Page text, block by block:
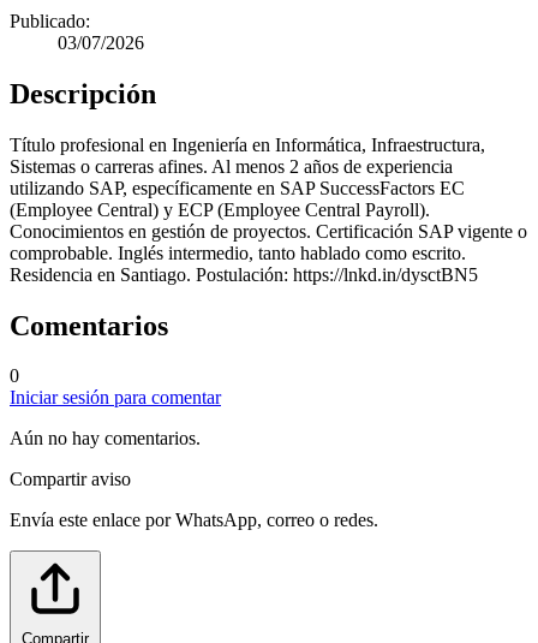
Publicado:
03/07/2026
Descripción
Título profesional en Ingeniería en Informática, Infraestructura,
Sistemas o carreras afines. Al menos 2 años de experiencia
utilizando SAP, específicamente en SAP SuccessFactors EC
(Employee Central) y ECP (Employee Central Payroll).
Conocimientos en gestión de proyectos. Certificación SAP vigente o
comprobable. Inglés intermedio, tanto hablado como escrito.
Residencia en Santiago. Postulación: https://lnkd.in/dysctBN5
Comentarios
0
Iniciar sesión para comentar
Aún no hay comentarios.
Compartir aviso
Envía este enlace por WhatsApp, correo o redes.
Compartir